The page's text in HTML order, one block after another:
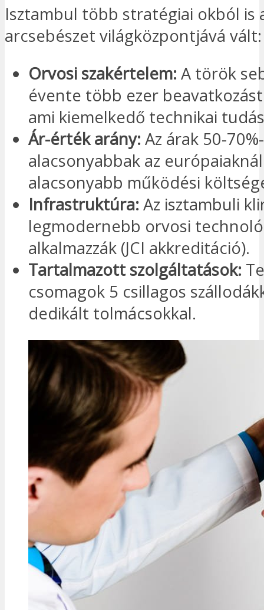
Isztambul több stratégiai okból is
arcsebészet világközpontjává vált:
Orvosi szakértelem: A török
évente több ezer
ami kiemelkedő technikai
Ár-érték arány: Az árak 50-
alacsonyabbak az
alacsonyabb működési
Infrastruktúra: Az isztambuli
legmodernebb orvosi
alkalmazzák (JCI akkreditáció).
Tartalmazott szolgáltatások:
csomagok 5 csillagos
dedikált tolmácsokkal.